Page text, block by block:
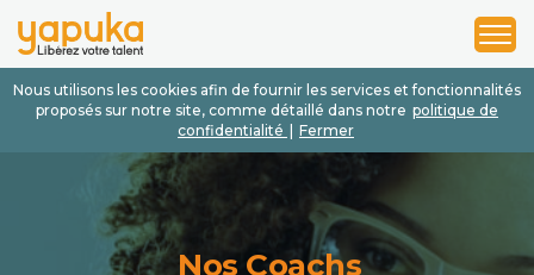
Nous utilisons les cookies afin de fournir les services et fonctionnalités
proposés sur notre site, comme détaillé dans notre politique de
confidentialité
Fermer
1
2
3
Nos Coachs